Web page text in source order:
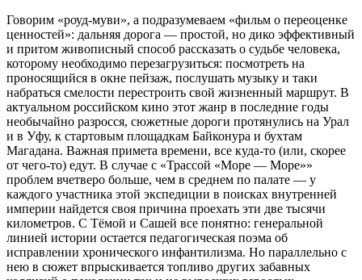
Говорим «роуд-муви», а подразумеваем «фильм о переоценке
ценностей»: дальняя дорога — простой, но дико эффективный
и притом живописный способ рассказать о судьбе человека,
которому необходимо перезагрузиться: посмотреть на
проносящийся в окне пейзаж, послушать музыку и таки
набраться смелости перестроить свой жизненный маршрут. В
актуальном российском кино этот жанр в последние годы
необычайно разросся, сюжетные дороги протянулись на Урал
и в Уфу, к стартовым площадкам Байконура и бухтам
Магадана. Важная примета времени, все куда-то (или, скорее
от чего-то) едут. В случае с «Трассой «Море — Море»»
проблем вчетверо больше, чем в среднем по палате — у
каждого участника этой экспедиции в поисках внутренней
империи найдется своя причина проехать эти две тысячи
километров. С Тёмой и Сашей все понятно: генеральной
линией истории остается педагогическая поэма об
исправлении хронического инфантилизма. Но параллельно с
нею в сюжет впрыскивается топливо других забавных